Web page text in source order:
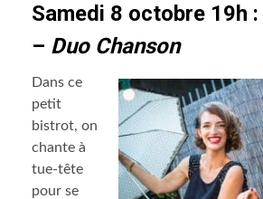
Samedi 8 octobre 19h
– Duo Chanson
Dans ce
petit
bistrot, on
chante à
tue-tête
pour se